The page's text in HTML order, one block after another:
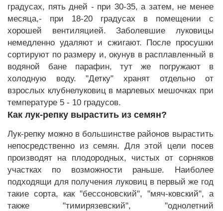
градусах, пять дней - при 30-35, а затем, не менее
месяца,- при 18-20 градусах в помещении с
хорошей вентиляцией. Заболевшие луковицы
немедленно удаляют и сжигают. После просушки
сортируют по размеру и, окунув в расплавленный в
водяной бане парафин, тут же погружают в
холодную воду. "Детку" хранят отдельно от
взрослых клубнелуковиц в марлевых мешочках при
температуре 5 - 10 градусов.
Как лук-репку вырастить из семян?
Лук-репку можно в большинстве районов вырастить
непосредственно из семян. Для этой цели посев
производят на плодородных, чистых от сорняков
участках по возможности раньше. Наиболее
подходящи для получения луковиц в первый же год
такие сорта, как "бессоновский", "мяч-ковский", а
также "тимирязевский", "однолетний